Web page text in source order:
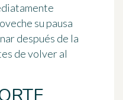
su pausa
después de la
de volver al